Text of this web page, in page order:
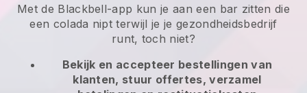
Met de Blackbell-app kun je aan een bar zitten die
een colada nipt terwijl je je gezondheidsbedrijf
runt, toch niet?
Bekijk en accepteer bestellingen van
klanten, stuur offertes, verzamel